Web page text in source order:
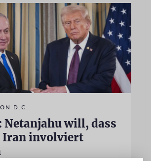
D.C.
Netanjahu will, dass
Iran involviert